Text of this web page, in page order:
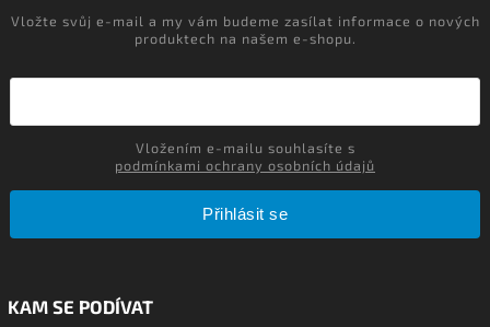
Vložte svůj e-mail a my vám budeme zasílat informace o nových
produktech na našem e-shopu.
podmínkami ochrany osobních údajů
Přihlásit se
KAM SE PODÍVAT